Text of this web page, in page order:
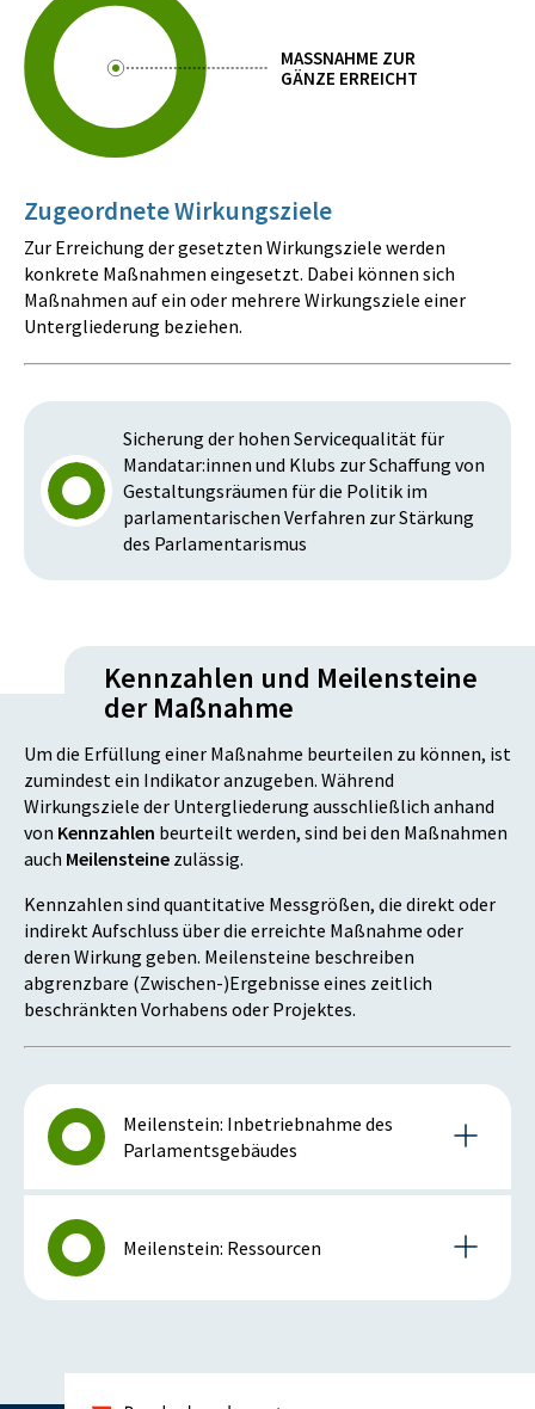
MASSNAHME ZUR
GÄNZE ERREICHT
Zugeordnete Wirkungsziele
Zur Erreichung der gesetzten Wirkungsziele werden
konkrete Maßnahmen eingesetzt. Dabei können sich
Maßnahmen auf ein oder mehrere Wirkungsziele einer
Untergliederung beziehen.
Sicherung der hohen Servicequalität für
Mandatar:innen und Klubs zur Schaffung von
Gestaltungsräumen für die Politik im
parlamentarischen Verfahren zur Stärkung
des Parlamentarismus
Kennzahlen und Meilensteine
der Maßnahme
Um die Erfüllung einer Maßnahme beurteilen zu können, ist
zumindest ein Indikator anzugeben. Während
Wirkungsziele der Untergliederung ausschließlich anhand
von Kennzahlen beurteilt werden, sind bei den Maßnahmen
auch Meilensteine zulässig.
Kennzahlen sind quantitative Messgrößen, die direkt oder
indirekt Aufschluss über die erreichte Maßnahme oder
deren Wirkung geben. Meilensteine beschreiben
abgrenzbare (Zwischen-)Ergebnisse eines zeitlich
beschränkten Vorhabens oder Projektes.
Meilenstein: Inbetriebnahme des
Parlamentsgebäudes
Details zum Meilenstein
2024
Istzustand (2024)
Meilenstein: Ressourcen